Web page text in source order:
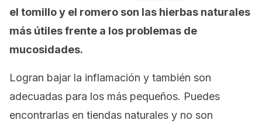
el tomillo y el romero son las hierbas naturales
más útiles frente a los problemas de
mucosidades.
Logran bajar la inflamación y también son
adecuadas para los más pequeños. Puedes
encontrarlas en tiendas naturales y no son